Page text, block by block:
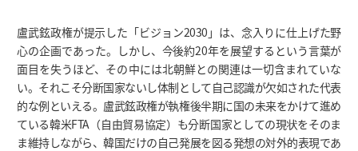
盧武鉉政権が提示した「ビジョン2030」は、念入りに仕上げた野
心の企画であった。しかし、今後約20年を展望するという言葉が
面目を失うほど、その中には北朝鮮との関連は一切含まれていな
い。それこそ分断国家ないし体制として自己認識が欠如された代表
的な例といえる。盧武鉉政権が執権後半期に国の未来をかけて進め
ている韓米FTA（自由貿易協定）も分断国家としての現状をそのま
ま維持しながら、韓国だけの自己発展を図る発想の対外的表現であ